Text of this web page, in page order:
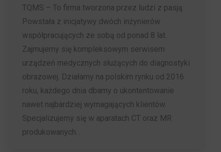
TQMS – To firma tworzona przez ludzi z pasją.
Powstała z inicjatywy dwóch inżynierów
współpracujących ze sobą od ponad 8 lat.
Zajmujemy się kompleksowym serwisem
urządzeń medycznych służących do diagnostyki
obrazowej. Działamy na polskim rynku od 2016
roku, każdego dnia dbamy o ukontentowanie
nawet najbardziej wymagających klientów.
Specjalizujemy się w aparatach CT oraz MR
produkowanych…